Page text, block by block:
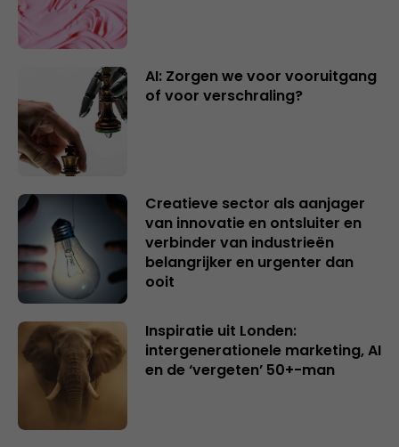
AI: Zorgen we voor vooruitgang
of voor verschraling?
Creatieve sector als aanjager
van innovatie en ontsluiter en
verbinder van industrieën
belangrijker en urgenter dan
ooit
Inspiratie uit Londen:
intergenerationele marketing, AI
en de ‘vergeten’ 50+-man